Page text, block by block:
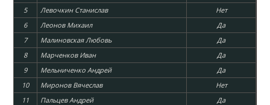
5
Левочкин Станислав
Нет
6
Леонов Михаил
Да
7
Малиновская Любовь
Да
8
Марченков Иван
Да
9
Мельниченко Андрей
Да
10
Миронов Вячеслав
Нет
11
Пальцев Андрей
Да